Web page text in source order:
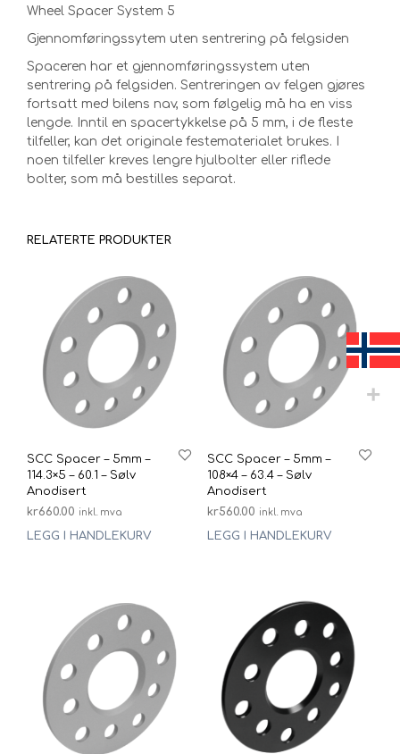
Wheel Spacer System 5
Gjennomføringssytem uten sentrering på felgsiden
Spaceren har et gjennomføringssystem uten
sentrering på felgsiden. Sentreringen av felgen gjøres
fortsatt med bilens nav, som følgelig må ha en viss
lengde. Inntil en spacertykkelse på 5 mm, i de fleste
tilfeller, kan det originale festematerialet brukes. I
noen tilfeller kreves lengre hjulbolter eller riflede
bolter, som må bestilles separat.
RELATERTE PRODUKTER
SCC Spacer – 5mm –
114.3×5 – 60.1 – Sølv
Anodisert
kr660.00 inkl. mva
LEGG I HANDLEKURV
SCC Spacer – 5mm –
108×4 – 63.4 – Sølv
Anodisert
kr560.00 inkl. mva
LEGG I HANDLEKURV